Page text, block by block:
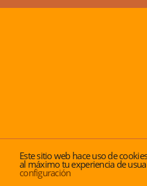
Este sitio web hace uso de
al máximo tu experiencia de
configuración